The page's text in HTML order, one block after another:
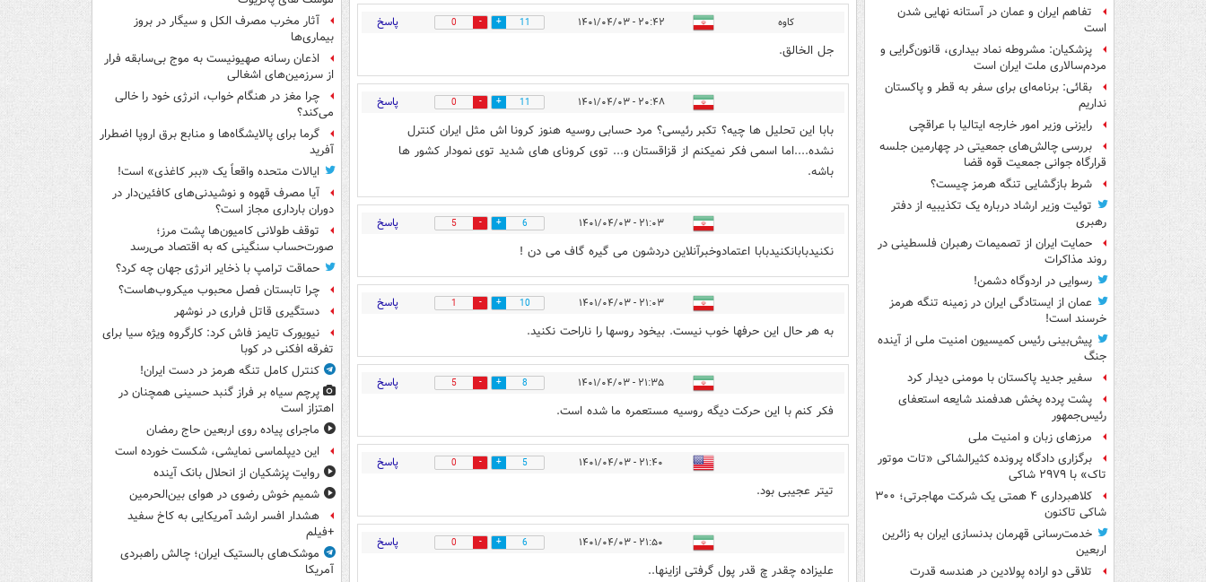
تفاهم ایران و عمان در آستانه نهایی شدن
است
پزشکیان: مشروطه نماد بیداری، قانون‌گرایی و
مردم‌سالاری ملت ایران است
بقائی: برنامه‌ای برای سفر به قطر و پاکستان
نداریم
رایزنی وزیر امور خارجه ایتالیا با عراقچی
بررسی چالش‌های جمعیتی در چهارمین جلسه
قرارگاه جوانی جمعیت قوه قضا
شرط بازگشایی تنگه هرمز چیست؟
توئیت وزیر ارشاد درباره یک تکذیبیه از دفتر
رهبری
حمایت ایران از تصمیمات رهبران فلسطینی در
روند مذاکرات
رسوایی در اردوگاه دشمن!
عمان از ایستادگی ایران در زمینه تنگه هرمز
خرسند است!
پیش‌بینی رئیس کمیسیون امنیت ملی از آینده
جنگ
سفیر جدید پاکستان با مومنی دیدار کرد
پشت پرده پخش هدفمند شایعه استعفای
رئیس‌جمهور
مرزهای زبان و امنیت ملی
برگزاری دادگاه پرونده کثیرالشاکی «تات موتور
تاک» با ۲۹۷۹ شاکی
کلاهبرداری ۴ همتی یک شرکت مهاجرتی؛ ۳۰۰
شاکی تاکنون
خدمت‌رسانی قهرمان بدنسازی ایران به زائرین
اربعین
تلاقی دو اراده پولادین در هندسه قدرت
کاوه ۲۰:۴۲ - ۱۴۰۱/۰۴/۰۳ 11
0 پاسخ
جل الخالق.
۲۰:۴۸ - ۱۴۰۱/۰۴/۰۳ 11
0 پاسخ
بابا این تحلیل ها چیه؟ تکبر رئیسی؟ مرد حسابی روسیه هنوز کرونا اش مثل ایران کنترل
نشده....اما اسمی فکر نمیکنم از قزاقستان و... توی کرونای های شدید توی نمودار کشور ها
باشه.
۲۱:۰۳ - ۱۴۰۱/۰۴/۰۳ 6
5 پاسخ
نکنیدبابانکنیدبابا اعتمادوخبرآنلاین دردشون می گیره گاف می دن !
۲۱:۰۳ - ۱۴۰۱/۰۴/۰۳ 10
1 پاسخ
به هر حال این حرفها خوب نیست. بیخود روسها را ناراحت نکنید.
۲۱:۳۵ - ۱۴۰۱/۰۴/۰۳ 8
5 پاسخ
فکر کنم با این حرکت دیگه روسیه مستعمره ما شده است.
۲۱:۴۰ - ۱۴۰۱/۰۴/۰۳ 5
0 پاسخ
تیتر عجیبی بود.
۲۱:۵۰ - ۱۴۰۱/۰۴/۰۳ 6
0 پاسخ
علیزاده چقدر چ قدر پول گرفتی ازاینها..
آثار مخرب مصرف الکل و سیگار در بروز
بیماری‌ها
اذعان رسانه صهیونیست به موج بی‌سابقه فرار
از سرزمین‌های اشغالی
چرا مغز در هنگام خواب، انرژی خود را خالی
می‌کند؟
گرما برای پالایشگاه‌ها و منابع برق اروپا اضطرار
آفرید
ایالات متحده واقعاً یک «ببر کاغذی» است!
آیا مصرف قهوه و نوشیدنی‌های کافئین‌دار در
دوران بارداری مجاز است؟
توقف طولانی کامیون‌ها پشت مرز؛
صورت‌حساب سنگینی که به اقتصاد می‌رسد
حماقت ترامپ با ذخایر انرژی جهان چه کرد؟
چرا تابستان فصل محبوب میکروب‌هاست؟
دستگیری قاتل فراری در نوشهر
نیویورک تایمز فاش کرد: کارگروه ویژه سیا برای
تفرقه افکنی در کوبا
کنترل کامل تنگه هرمز در دست ایران!
پرچم سیاه بر فراز گنبد حسینی همچنان در
اهتزاز است
ماجرای پیاده روی اربعین حاج رمضان
این دیپلماسی نمایشی، شکست خورده است
روایت پزشکیان از انحلال بانک آینده
شمیم خوش رضوی در هوای بین‌الحرمین
هشدار افسر ارشد آمریکایی به کاخ سفید
+فیلم
موشک‌های بالستیک ایران؛ چالش راهبردی
آمریکا